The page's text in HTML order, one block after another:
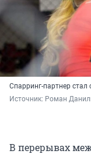
Спарринг-партнер стал
Источник: Роман
В перерывах